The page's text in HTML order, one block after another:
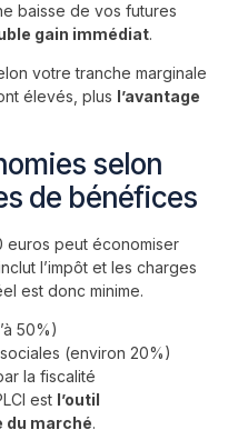
baisse de vos futures
gain immédiat.
votre tranche marginale
élevés, plus l’avantage
selon
de bénéfices
euros peut économiser
l’impôt et les charges
est donc minime.
50%)
(environ 20%)
la fiscalité
est l’outil
du marché.